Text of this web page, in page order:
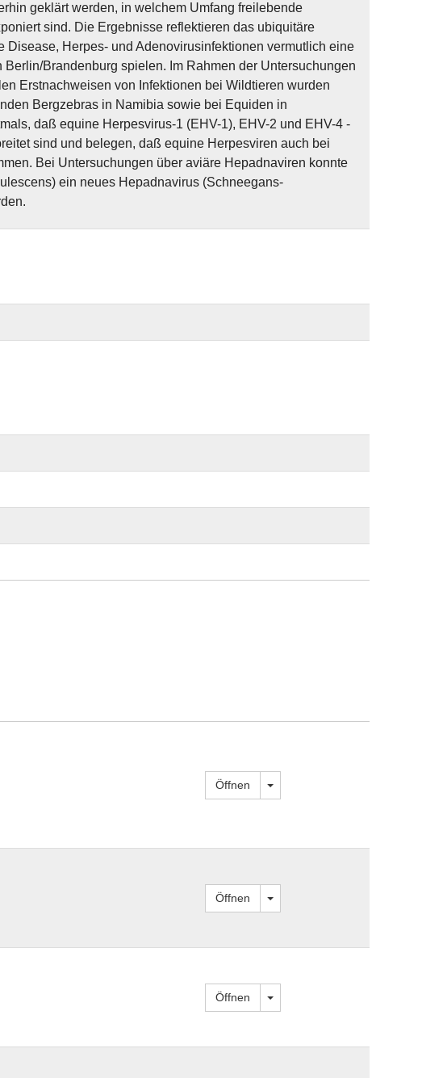
geklärt werden, in welchem Umfang freilebende
sind. Die Ergebnisse reflektieren das ubiquitäre
Herpes- und Adenovirusinfektionen vermutlich eine
Brandenburg spielen. Im Rahmen der Untersuchungen
Erstnachweisen von Infektionen bei Wildtieren wurden
Bergzebras in Namibia sowie bei Equiden in
daß equine Herpesvirus-1 (EHV-1), EHV-2 und EHV-4 -
sind und belegen, daß equine Herpesviren auch bei
Bei Untersuchungen über aviäre Hepadnaviren konnte
ein neues Hepadnavirus (Schneegans-
Öffnen Dropdown öffnen
Öffnen Dropdown öffnen
Öffnen Dropdown öffnen